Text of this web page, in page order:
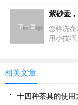
买段泥壶
下一篇
紫砂壶
怎样洗壶
用小技巧
相关文章
十四种茶具的使用